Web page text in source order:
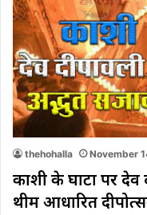
thehohalla November
काशी के घाटों पर
थीम आधारित